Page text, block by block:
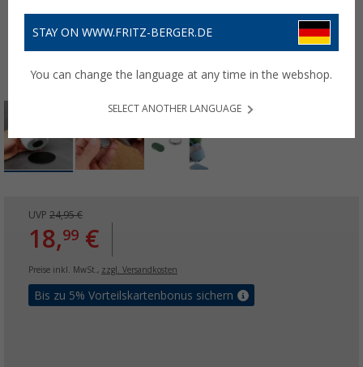
UVP 24,95 €
18,99 €
Preise inkl. MwSt., zzgl. Versandkosten
Bis zu 5% Vorteilskartenbonus sichern
STAY ON WWW.FRITZ-BERGER.DE
You can change the language at any time in the webshop.
SELECT ANOTHER LANGUAGE